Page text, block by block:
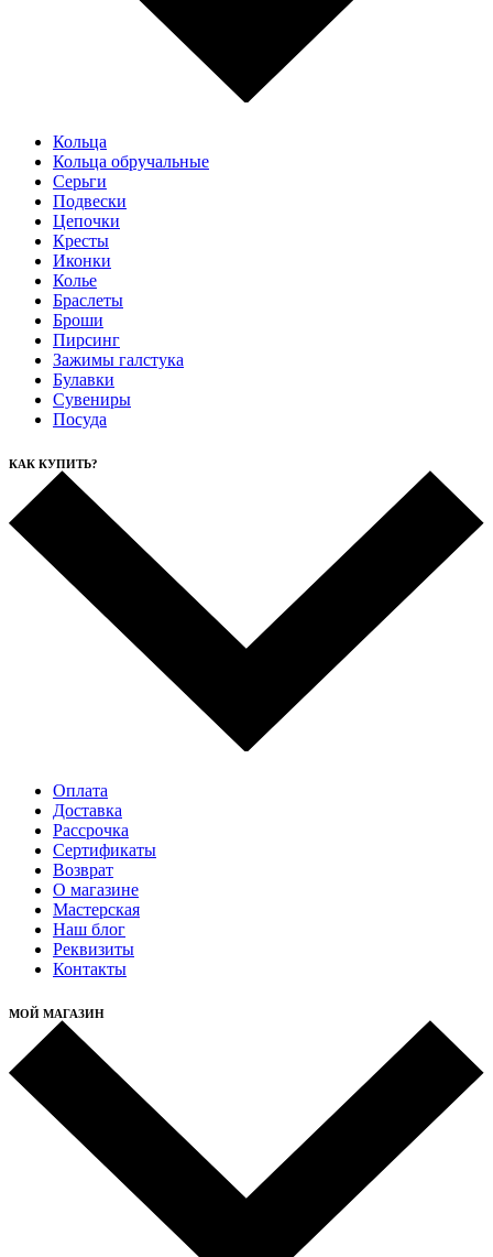
Кольца
Кольца обручальные
Серьги
Подвески
Цепочки
Кресты
Иконки
Колье
Браслеты
Броши
Пирсинг
Зажимы галстука
Булавки
Сувениры
Посуда
КАК КУПИТЬ?
Оплата
Доставка
Рассрочка
Cертификаты
Возврат
О магазине
Мастерская
Наш блог
Реквизиты
Контакты
МОЙ МАГАЗИН